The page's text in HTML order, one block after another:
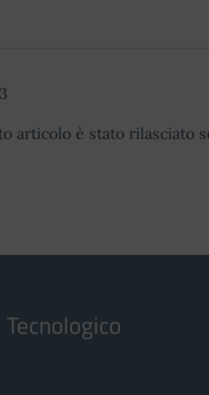
articolo è stato